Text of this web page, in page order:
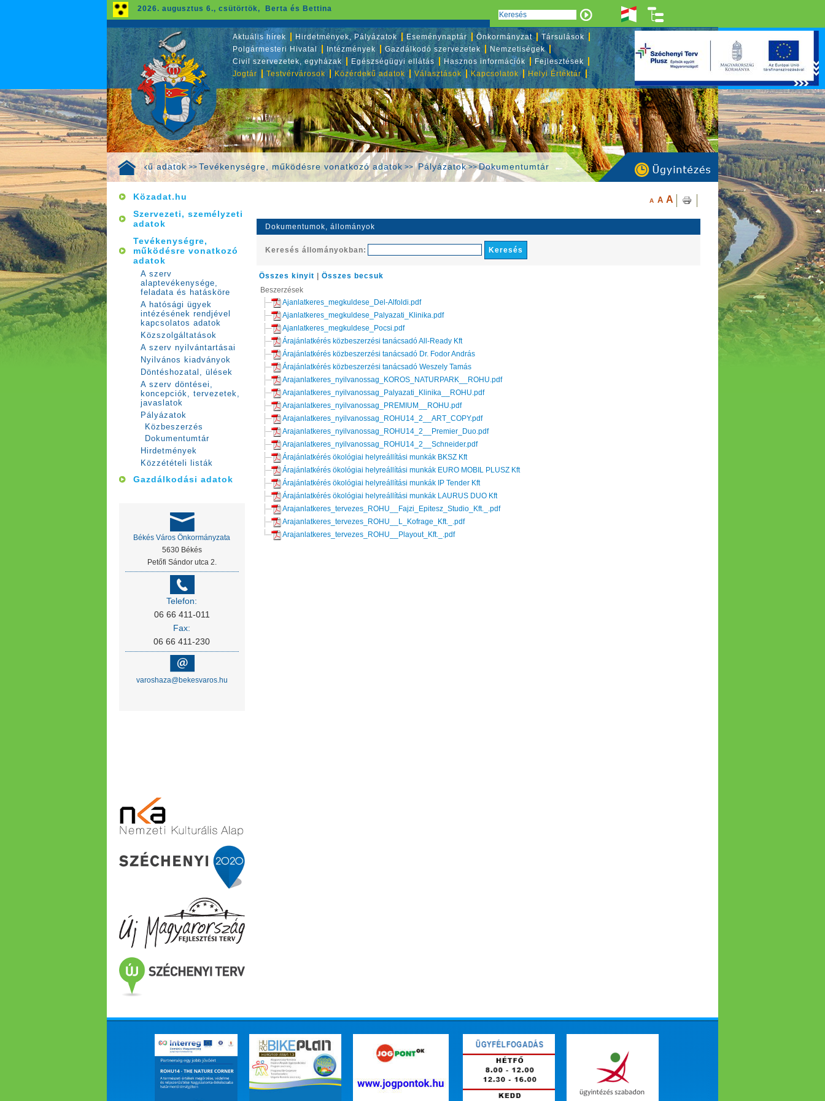
Közérdekű adatok>> Tevékenységre, működésre vonatkozó adatok >> Pályázatok>>Dokumentumtár
2026. augusztus 6., csütörtök, Berta és Bettina
Aktuális hírek Hirdetmények, Pályázatok Eseménynaptár Önkormányzat
Társulások
Polgármesteri Hivatal
Intézmények Gazdálkodó szervezetek
Nemzetiségek
Civil szervezetek, egyházak
Egészségügyi ellátás Hasznos információk
Fejlesztések
Jogtár
Testvérvárosok Közérdekű adatok Választások Kapcsolatok Helyi Értéktár
Közadat.hu
Szervezeti, személyzeti
adatok
Tevékenységre,
működésre vonatkozó
adatok
A szerv
alaptevékenysége,
feladata és hatásköre
A hatósági ügyek
intézésének rendjével
kapcsolatos adatok
Közszolgáltatások
A szerv nyilvántartásai
Nyilvános kiadványok
Döntéshozatal, ülések
A szerv döntései,
koncepciók, tervezetek,
javaslatok
Pályázatok
Közbeszerzés
Dokumentumtár
Hirdetmények
Közzétételi listák
Gazdálkodási adatok
Békés Város Önkormányzata
5630 Békés
Petőfi Sándor utca 2.
Telefon:
06 66 411-011
Fax:
06 66 411-230
varoshaza@bekesvaros.hu
A A A
Dokumentumok, állományok
Keresés állományokban:
Összes kinyit |Összes becsuk
Beszerzések
Ajanlatkeres_megkuldese_Del-Alfoldi.pdf
Ajanlatkeres_megkuldese_Palyazati_Klinika.pdf
Ajanlatkeres_megkuldese_Pocsi.pdf
Árajánlatkérés közbeszerzési tanácsadó All-Ready Kft
Árajánlatkérés közbeszerzési tanácsadó Dr. Fodor András
Árajánlatkérés közbeszerzési tanácsadó Weszely Tamás
Arajanlatkeres_nyilvanossag_KOROS_NATURPARK__ROHU.pdf
Arajanlatkeres_nyilvanossag_Palyazati_Klinika__ROHU.pdf
Arajanlatkeres_nyilvanossag_PREMIUM__ROHU.pdf
Arajanlatkeres_nyilvanossag_ROHU14_2__ART_COPY.pdf
Arajanlatkeres_nyilvanossag_ROHU14_2__Premier_Duo.pdf
Arajanlatkeres_nyilvanossag_ROHU14_2__Schneider.pdf
Árajánlatkérés ökológiai helyreállítási munkák BKSZ Kft
Árajánlatkérés ökológiai helyreállítási munkák EURO MOBIL PLUSZ Kft
Árajánlatkérés ökológiai helyreállítási munkák IP Tender Kft
Árajánlatkérés ökológiai helyreállítási munkák LAURUS DUO Kft
Arajanlatkeres_tervezes_ROHU__Fajzi_Epitesz_Studio_Kft._.pdf
Arajanlatkeres_tervezes_ROHU__L_Kofrage_Kft._.pdf
Arajanlatkeres_tervezes_ROHU__Playout_Kft._.pdf